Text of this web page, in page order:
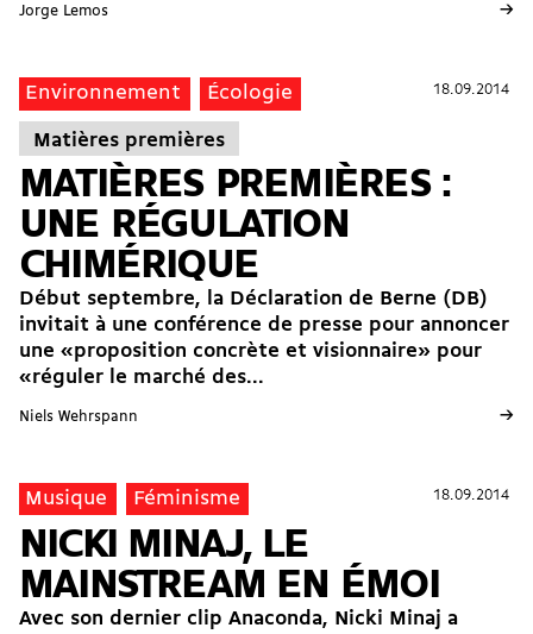
Jorge Lemos →
18.09.2014
Environnement Écologie 18.09.2014
Matières premières
MATIÈRES PREMIÈRES :
UNE RÉGULATION
CHIMÉRIQUE
Début septembre, la Déclaration de Berne (DB)
invitait à une conférence de presse pour annoncer
une «proposition concrète et visionnaire» pour
«réguler le marché des...
Niels Wehrspann →
18.09.2014
Musique Féminisme 18.09.2014
NICKI MINAJ, LE
MAINSTREAM EN ÉMOI
Avec son dernier clip Anaconda, Nicki Minaj a